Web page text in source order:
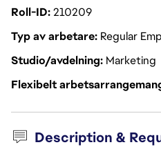
Roll-ID210209
Typ av arbetare Regular
Studio/avdelning Marketing
Flexibelt
Description &